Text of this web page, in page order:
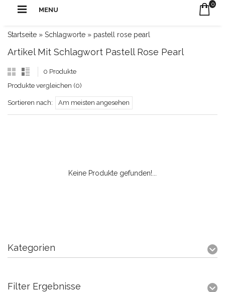
MENU
0
Startseite » Schlagworte » pastell rose pearl
Artikel Mit Schlagwort Pastell Rose Pearl
0 Produkte
Produkte vergleichen (0)
Sortieren nach: Am meisten angesehen
Keine Produkte gefunden!...
Kategorien
Filter Ergebnisse